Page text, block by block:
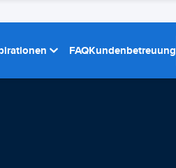
FAQKundenbetreuung